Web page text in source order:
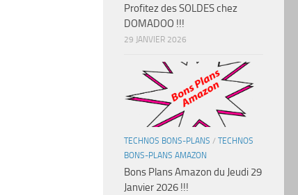
Profitez des SOLDES chez
DOMADOO !!!
29 JANVIER 2026
TECHNOS BONS-PLANS / TECHNOS
BONS-PLANS AMAZON
Bons Plans Amazon du Jeudi 29
Janvier 2026 !!!